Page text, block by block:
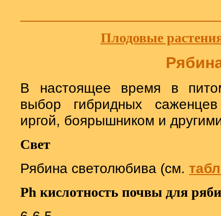
Плодовые
В настоящее время в
выбор гибридных
иргой, боярышником и
Свет
Рябина светолюбива (см.
Ph кислотность почвы для